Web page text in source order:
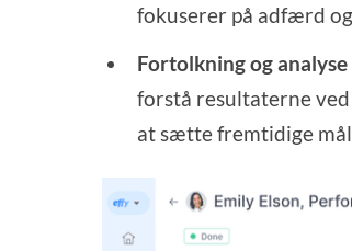
fokuserer på adfærd
Fortolkning og
forstå resultaterne
at sætte fremtidige